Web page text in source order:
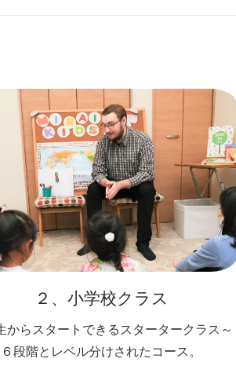
２、小学校クラス
からスタートできるスタータークラス～
６段階とレベル分けされたコース。